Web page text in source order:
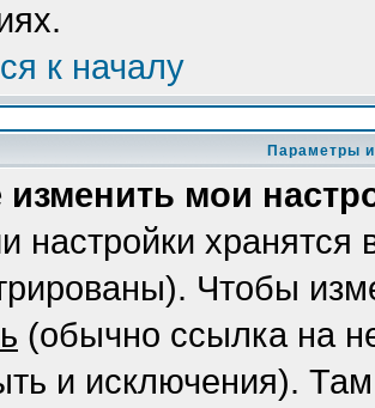
к началу
Параметры
изменить мои
настройки
Чтобы
(обычно ссылка на
и исключения).